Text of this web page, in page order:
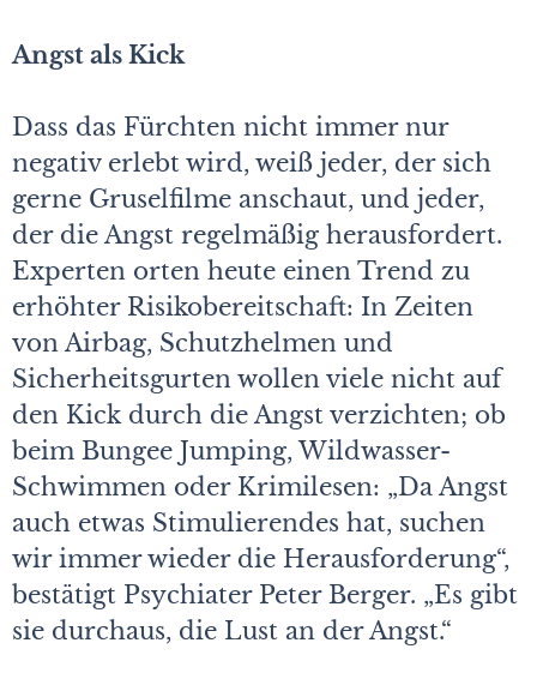
Angst als Kick
Dass das Fürchten nicht immer nur
negativ erlebt wird, weiß jeder, der sich
gerne Gruselfilme anschaut, und jeder,
der die Angst regelmäßig herausfordert.
Experten orten heute einen Trend zu
erhöhter Risikobereitschaft: In Zeiten
von Airbag, Schutzhelmen und
Sicherheitsgurten wollen viele nicht auf
den Kick durch die Angst verzichten; ob
beim Bungee Jumping, Wildwasser-
Schwimmen oder Krimi­lesen: „Da Angst
auch etwas Stimulierendes hat, suchen
wir immer wieder die Herausforderung“,
bestätigt Psychiater Peter Berger. „Es gibt
sie durchaus, die Lust an der Angst.“